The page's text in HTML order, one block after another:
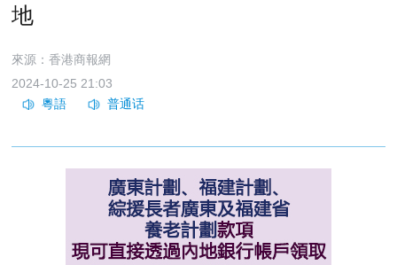
地
來源：香港商報網
2024-10-25 21:03